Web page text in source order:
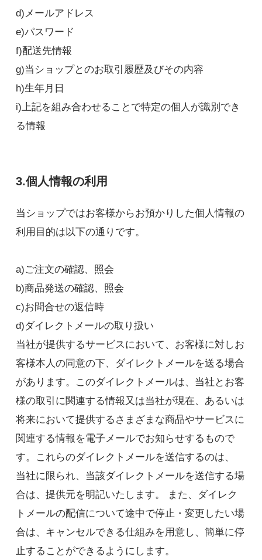
d)メールアドレス
e)パスワード
f)配送先情報
g)当ショップとのお取引履歴及びその内容
h)生年月日
i)上記を組み合わせることで特定の個人が識別でき
る情報
3.個人情報の利用
当ショップではお客様からお預かりした個人情報の
利用目的は以下の通りです。
a)ご注文の確認、照会
b)商品発送の確認、照会
c)お問合せの返信時
d)ダイレクトメールの取り扱い
当社が提供するサービスにおいて、お客様に対しお
客様本人の同意の下、ダイレクトメールを送る場合
があります。このダイレクトメールは、当社とお客
様の取引に関連する情報又は当社が現在、あるいは
将来において提供するさまざまな商品やサービスに
関連する情報を電子メールでお知らせするもので
す。これらのダイレクトメールを送信するのは、
当社に限られ、当該ダイレクトメールを送信する場
合は、提供元を明記いたします。 また、ダイレク
トメールの配信について途中で停止・変更したい場
合は、キャンセルできる仕組みを用意し、簡単に停
止することができるようにします。